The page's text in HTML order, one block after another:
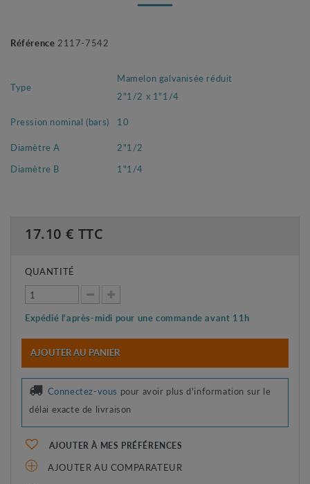
Référence 2117-7542
Type
Mamelon galvanisée réduit
2"1/2 x 1"1/4
Pression nominal (bars)
10
Diamètre A
2"1/2
Diamètre B
1"1/4
17.10 € TTC
QUANTITÉ
Expédié l'après-midi pour une commande avant 11h
AJOUTER AU PANIER
Connectez-vous pour avoir plus d'information sur le
délai exacte de livraison
AJOUTER À MES PRÉFÉRENCES
AJOUTER AU COMPARATEUR